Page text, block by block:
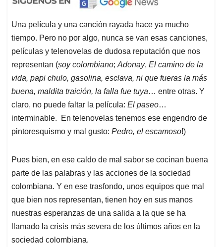
Una película y una canción rayada hace ya mucho
tiempo. Pero no por algo, nunca se van esas canciones,
películas y telenovelas de dudosa reputación que nos
representan (soy colombiano; Adonay, El camino de la
vida, papi chulo, gasolina, esclava, ni que fueras la más
buena, maldita traición, la falla fue tuya… entre otras. Y
claro, no puede faltar la película: El paseo…
interminable. En telenovelas tenemos ese engendro de
pintoresquismo y mal gusto: Pedro, el escamoso!)
Pues bien, en ese caldo de mal sabor se cocinan buena
parte de las palabras y las acciones de la sociedad
colombiana. Y en ese trasfondo, unos equipos que mal
que bien nos representan, tienen hoy en sus manos
nuestras esperanzas de una salida a la que se ha
llamado la crisis más severa de los últimos años en la
sociedad colombiana.